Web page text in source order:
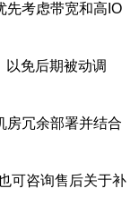
先考虑带宽和高IO
免后期被动调
房冗余部署并结合
可咨询售后关于补